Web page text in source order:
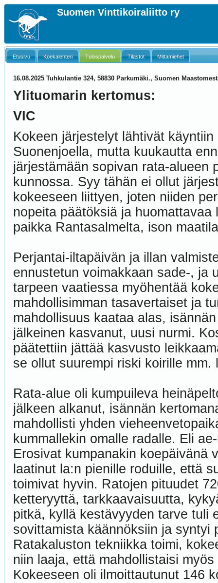
Suomen Vinttikoiraliitto ry
Etusivu Koekalenteri Tulospalvelu Tilastot Mittamiehet
16.08.2025 Tuhkulantie 324, 58830 Parkumäki., Suomen
Ylituomarin kertomus:
VIC
Kokeen järjestelyt lähtivät
Suonenjoella, mutta kuukautta
järjestämään sopivan rata-alueen
kunnossa. Syy tähän ei ollut
kokeeseen liittyen, joten niiden
nopeita päätöksiä ja
paikka Rantasalmelta, ison
Perjantai-iltapäivän ja illan
ennustetun voimakkaan sade-, ja
tarpeen vaatiessa myöhentää
mahdollisimman tasavertaiset ja
mahdollisuus kaataa alas,
jälkeinen kasvanut, uusi nurmi.
päätettiin jättää kasvusto
se ollut suurempi riski koirille
Rata-alue oli kumpuileva
jälkeen alkanut, isännän
mahdollisti yhden
kummallekin omalle radalle. Eli
Erosivat kumpanakin koepäivänä
laatinut la:n pienille roduille, että
toimivat hyvin. Ratojen pituudet
ketteryyttä, tarkkaavaisuutta,
pitkä, kyllä kestävyyden tarve tuli
sovittamista käännöksiin ja syntyi
Ratakaluston tekniikka toimi,
niin laaja, että mahdollistaisi
Kokeeseen oli ilmoittautunut 146